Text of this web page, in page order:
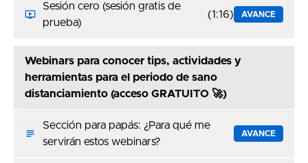
Sesión cero (sesión gratis de
prueba)
(1:16) AVANCE
Webinars para conocer tips, actividades y
herramientas para el periodo de sano
distanciamiento (acceso GRATUITO 🚀)
Sección para papás: ¿Para qué me
servirán estos webinars?
AVANCE